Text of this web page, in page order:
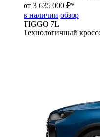
от 3 635 000 ₽*
в наличии обзор
TIGGO 7L
Технологичный